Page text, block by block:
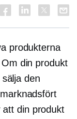
produkterna
din produkt
den
din produkt